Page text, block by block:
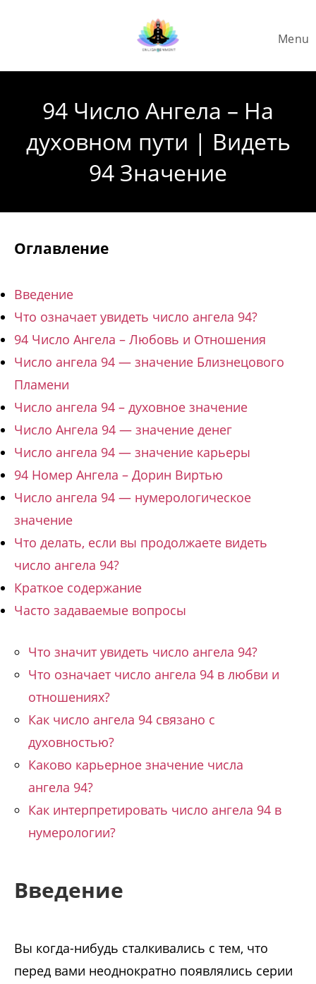
Menu
94 Число Ангела – На
духовном пути | Видеть
94 Значение
Оглавление
Введение
Что означает увидеть число ангела 94?
94 Число Ангела – Любовь и Отношения
Число ангела 94 — значение Близнецового
Пламени
Число ангела 94 – духовное значение
Число Ангела 94 — значение денег
Число ангела 94 — значение карьеры
94 Номер Ангела – Дорин Виртью
Число ангела 94 — нумерологическое
значение
Что делать, если вы продолжаете видеть
число ангела 94?
Краткое содержание
Часто задаваемые вопросы
Что значит увидеть число ангела 94?
Что означает число ангела 94 в любви и
отношениях?
Как число ангела 94 связано с
духовностью?
Каково карьерное значение числа
ангела 94?
Как интерпретировать число ангела 94 в
нумерологии?
Введение
Вы когда-нибудь сталкивались с тем, что
перед вами неоднократно появлялись серии